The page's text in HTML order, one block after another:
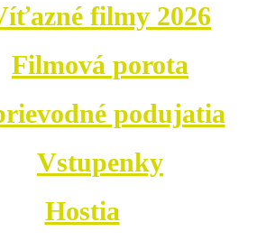
filmy 2026
Filmová porota
podujatia
Vstupenky
Hostia